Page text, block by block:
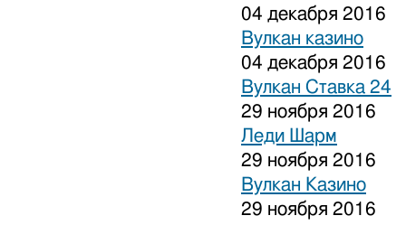
04 декабря 2016
Вулкан казино
04 декабря 2016
Вулкан Ставка 24
29 ноября 2016
Леди Шарм
29 ноября 2016
Вулкан Казино
29 ноября 2016